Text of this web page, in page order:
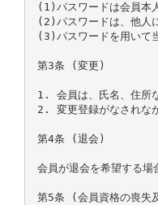
(1)パスワードは会員本
(2)パスワードは、他人
(3)パスワードを用いて
第3条 (変更)
1. 会員は、氏名、住所
2. 変更登録がなされな
第4条 (退会)
会員が退会を希望する場
第5条 (会員資格の喪失